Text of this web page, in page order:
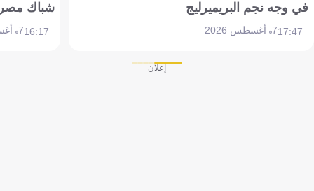
في وجه نجم البريميرليج
17:477 أغسطس 2026
شباك
16:177 أغسطس 2026
إعلان